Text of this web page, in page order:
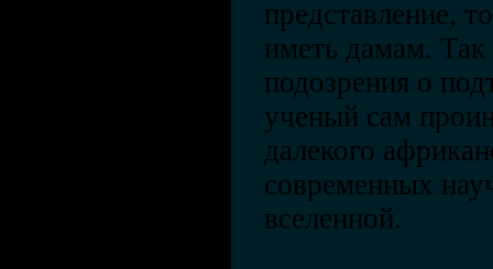
представление,
иметь дамам. Так
подозрения о
ученый сам
далекого
современных
вселенной.